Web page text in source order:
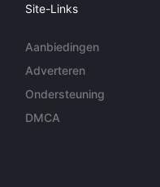
Site-Links
Aanbiedingen
Adverteren
Ondersteuning
DMCA